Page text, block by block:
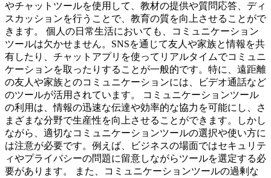
やチャットツールを使用して、教材の提供や質問応答、ディ
スカッションを行うことで、教育の質を向上させることがで
きます。 個人の日常生活においても、コミュニケーション
ツールは欠かせません。SNSを通じて友人や家族と情報を共
有したり、チャットアプリを使ってリアルタイムでコミュニ
ケーションを取ったりすることが一般的です。特に、遠距離
の友人や家族とのコミュニケーションには、ビデオ通話など
のツールが活用されています。 コミュニケーションツール
の利用は、情報の迅速な伝達や効率的な協力を可能にし、さ
まざまな分野で生産性を向上させることができます。しかし
ながら、適切なコミュニケーションツールの選択や使い方に
は注意が必要です。例えば、ビジネスの場面ではセキュリテ
ィやプライバシーの問題に留意しながらツールを選定する必
要があります。 また、コミュニケーションツールの過剰な